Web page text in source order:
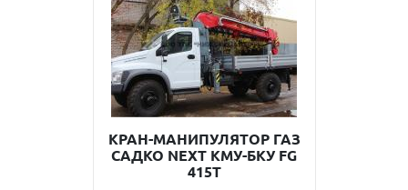
КРАН-МАНИПУЛЯТОР ГАЗ
САДКО NEXT КМУ-БКУ FG
415T